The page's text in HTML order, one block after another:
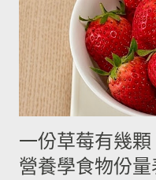
180g 牛奶 6g 17g 210g 煉
水 5g 15g 200g 可可粉 2g
- ------- 170g 引用自 Mami
一份草莓有幾
營養學食物份量